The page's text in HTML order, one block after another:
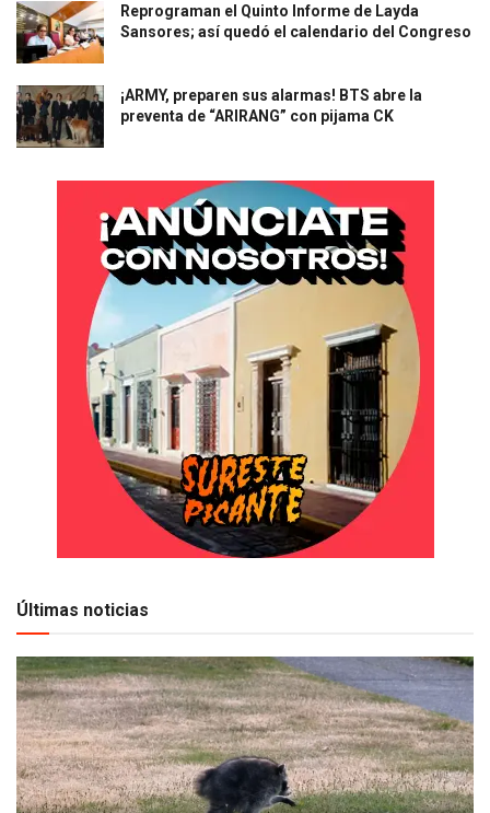
Reprograman el Quinto Informe de Layda
Sansores; así quedó el calendario del Congreso
¡ARMY, preparen sus alarmas! BTS abre la
preventa de “ARIRANG” con pijama CK
Últimas noticias